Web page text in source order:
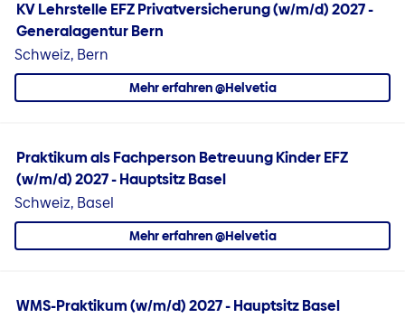
KV Lehrstelle EFZ Privatversicherung (w/m/d) 2027 -
Generalagentur Bern
Schweiz, Bern
Mehr erfahren @Helvetia
Praktikum als Fachperson Betreuung Kinder EFZ
(w/m/d) 2027 - Hauptsitz Basel
Schweiz, Basel
Mehr erfahren @Helvetia
WMS-Praktikum (w/m/d) 2027 - Hauptsitz Basel